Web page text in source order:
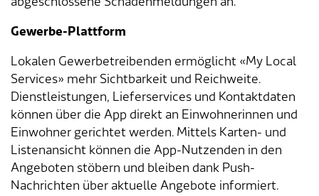
Gewerbe-Plattform
Lokalen Gewerbetreibenden ermöglicht «My Local
Services» mehr Sichtbarkeit und Reichweite.
Dienstleistungen, Lieferservices und Kontaktdaten
können über die App direkt an Einwohnerinnen und
Einwohner gerichtet werden. Mittels Karten- und
Listenansicht können die App-Nutzenden in den
Angeboten stöbern und bleiben dank Push-
Nachrichten über aktuelle Angebote informiert.